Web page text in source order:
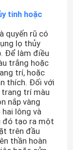
tinh hoặc
quyến rũ có
lọ thủy
Để làm điều
trắng hoặc
trí, hoặc
thích. Đối với
trang trí màu
nắp vàng
lông và
đó tạo ra một
trên đầu
thần hoàn